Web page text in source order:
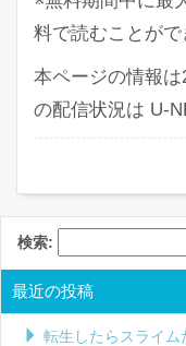
料で読むことがで
本ページの情報
の配信状況は U-
検索:
最近の投稿
転生したらスライム